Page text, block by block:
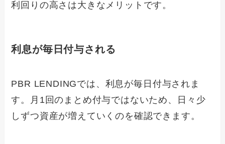
利回りの高さは大きなメリットです。
利息が毎日付与される
PBR LENDINGでは、利息が毎日付与されま
す。月1回のまとめ付与ではないため、日々少
しずつ資産が増えていくのを確認できます。